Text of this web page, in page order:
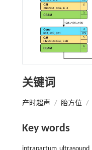
关键词
产时超声 / 胎方位 /
Key words